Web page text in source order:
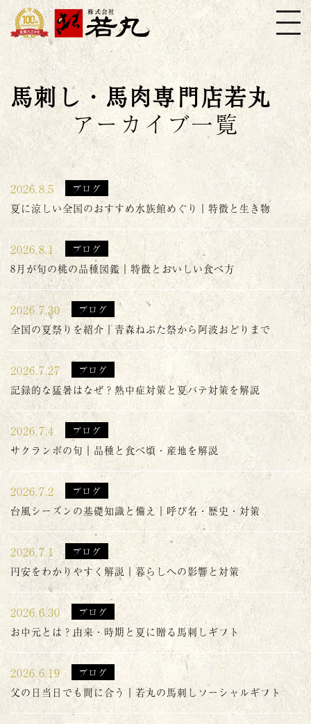
株式会社若丸
馬刺し・馬肉専門店若丸
アーカイブ一覧
2026.8.5 ブログ
夏に涼しい全国のおすすめ水族館めぐり｜特徴と生き物
2026.8.1 ブログ
8月が旬の桃の品種図鑑｜特徴とおいしい食べ方
2026.7.30 ブログ
全国の夏祭りを紹介｜青森ねぶた祭から阿波おどりまで
2026.7.27 ブログ
記録的な猛暑はなぜ？熱中症対策と夏バテ対策を解説
2026.7.4 ブログ
サクランボの旬｜品種と食べ頃・産地を解説
2026.7.2 ブログ
台風シーズンの基礎知識と備え｜呼び名・歴史・対策
2026.7.1 ブログ
円安をわかりやすく解説｜暮らしへの影響と対策
2026.6.30 ブログ
お中元とは？由来・時期と夏に贈る馬刺しギフト
2026.6.19 ブログ
父の日当日でも間に合う｜若丸の馬刺しソーシャルギフト